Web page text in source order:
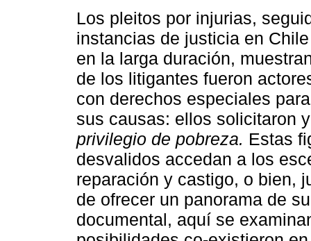
Los pleitos por injurias,
instancias de justicia en
en la larga duración,
de los litigantes fueron
con derechos especiales
sus causas: ellos solicitaron
privilegio de pobreza. Estas
desvalidos accedan a los
reparación y castigo, o bien,
de ofrecer un panorama de
documental, aquí se